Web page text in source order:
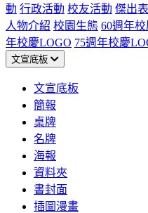
動 行政活動 校友活動 傑出
人物介紹 校園生態 60週年
年校慶LOGO 75週年校慶
文宣底板
文宣底板
簡報
桌牌
名牌
海報
資料夾
書封面
插圖漫畫